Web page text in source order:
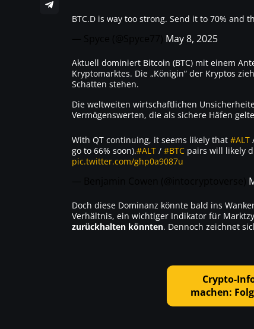
BTC.D is way too strong. Send it to 70% and
May 8, 2025
Aktuell dominiert Bitcoin (BTC) mit einem
Kryptomarktes. Die „Königin“ der Kryptos
Schatten stehen.
Die weltweiten wirtschaftlichen
Vermögenswerten, die als sichere Häfen
With QT continuing, it seems likely that #ALT
go to 66% soon).#ALT / #BTC pairs will likely
pic.twitter.com/ghp0a9087u
Doch diese Dominanz könnte bald ins
Verhältnis, ein wichtiger Indikator für
zurückhalten könnten. Dennoch zeichnet
Crypto-
machen: